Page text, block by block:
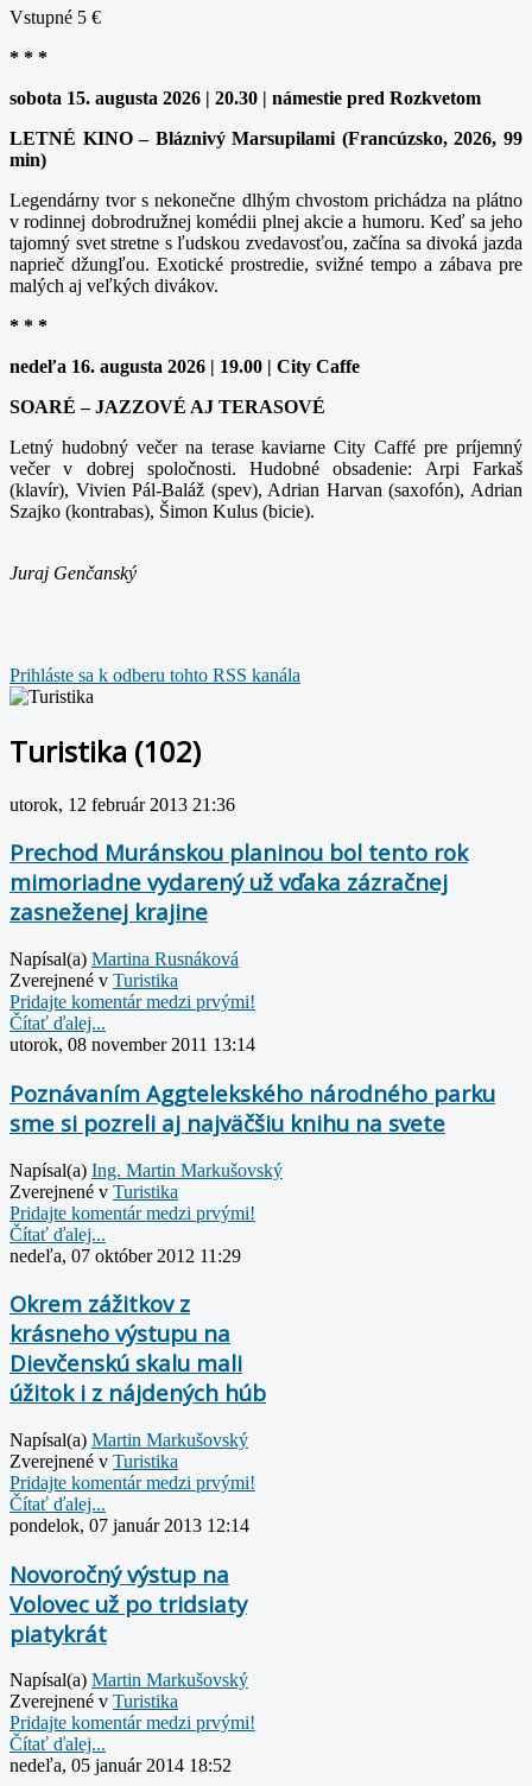
Vstupné 5 €
* * *
sobota 15. augusta 2026 | 20.30 | námestie pred Rozkvetom
LETNÉ KINO – Bláznivý Marsupilami (Francúzsko, 2026, 99
min)
Legendárny tvor s nekonečne dlhým chvostom prichádza na plátno
v rodinnej dobrodružnej komédii plnej akcie a humoru. Keď sa jeho
tajomný svet stretne s ľudskou zvedavosťou, začína sa divoká jazda
naprieč džungľou. Exotické prostredie, svižné tempo a zábava pre
malých aj veľkých divákov.
* * *
nedeľa 16. augusta 2026 | 19.00 | City Caffe
SOARÉ – JAZZOVÉ AJ TERASOVÉ
Letný hudobný večer na terase kaviarne City Caffé pre príjemný
večer v dobrej spoločnosti. Hudobné obsadenie: Arpi Farkaš
(klavír), Vivien Pál-Baláž (spev), Adrian Harvan (saxofón), Adrian
Szajko (kontrabas), Šimon Kulus (bicie).
Juraj Genčanský
Prihláste sa k odberu tohto RSS kanála
Turistika (102)
utorok, 12 február 2013 21:36
Prechod Muránskou planinou bol tento rok
mimoriadne vydarený už vďaka zázračnej
zasneženej krajine
Napísal(a) Martina Rusnáková
Zverejnené v Turistika
Pridajte komentár medzi prvými!
Čítať ďalej...
utorok, 08 november 2011 13:14
Poznávaním Aggtelekského národného parku
sme si pozreli aj najväčšiu knihu na svete
Napísal(a) Ing. Martin Markušovský
Zverejnené v Turistika
Pridajte komentár medzi prvými!
Čítať ďalej...
nedeľa, 07 október 2012 11:29
Okrem zážitkov z
krásneho výstupu na
Dievčenskú skalu mali
úžitok i z nájdených húb
Napísal(a) Martin Markušovský
Zverejnené v Turistika
Pridajte komentár medzi prvými!
Čítať ďalej...
pondelok, 07 január 2013 12:14
Novoročný výstup na
Volovec už po tridsiaty
piatykrát
Napísal(a) Martin Markušovský
Zverejnené v Turistika
Pridajte komentár medzi prvými!
Čítať ďalej...
nedeľa, 05 január 2014 18:52